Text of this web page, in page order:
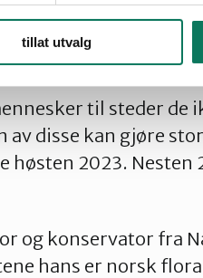
tillat utvalgElven og lær
på Storstuggu!
til steder de
disse kan gjøre
høsten 2023. Nesten
og konservator fra
hans er norsk